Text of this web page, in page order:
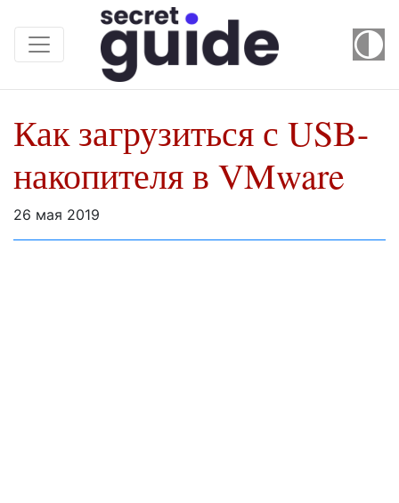
Как загрузиться с USB-
накопителя в VMware
26 мая 2019